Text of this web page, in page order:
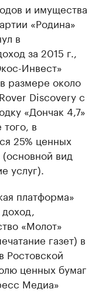
и имущества
«Родина»
в
за 2015 г.,
Инвест»
размере около
Discovery с
«Дончак 4,7»
в
25% ценных
вид
услуг).
платформа»
«Молот»
газет) в
Ростовской
ценных бумаг
Медиа»